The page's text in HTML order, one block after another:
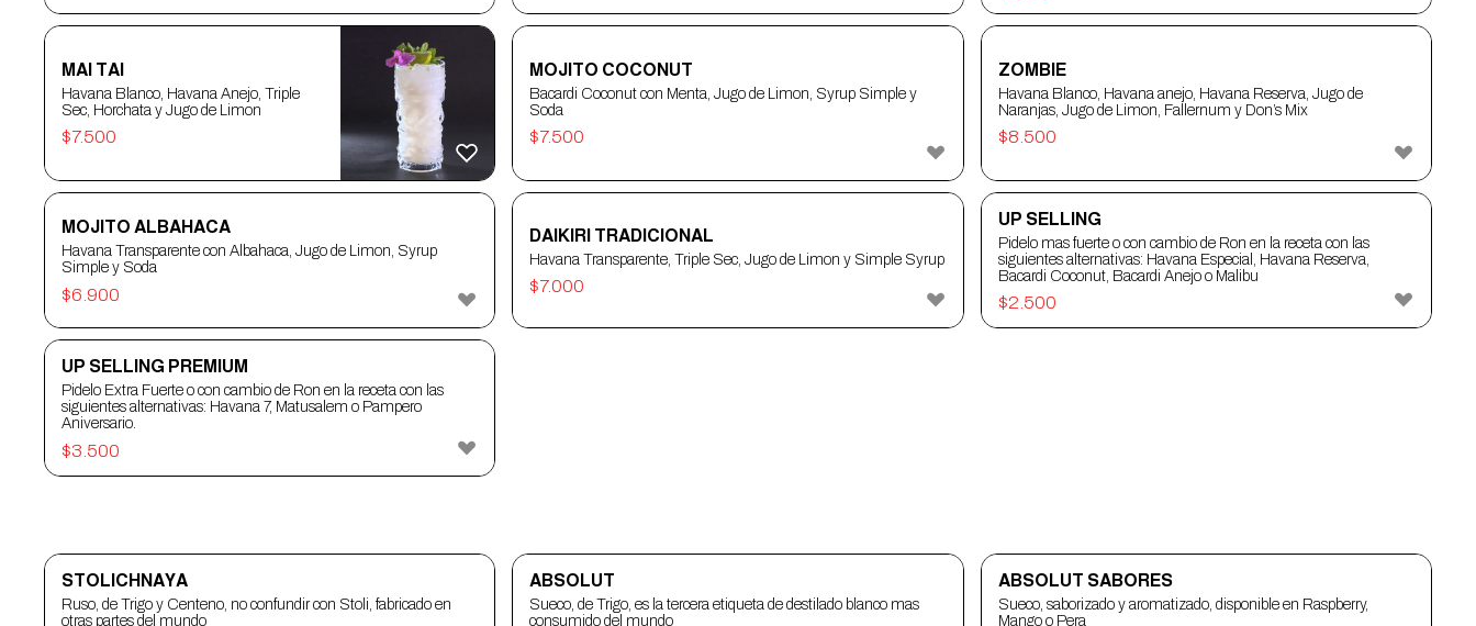
MAI TAI
Havana Blanco, Havana Anejo, Triple
Sec, Horchata y Jugo de Limon
$7.500
MOJITO COCONUT
Bacardi Coconut con Menta, Jugo de Limon, Syrup Simple y
Soda
$7.500
ZOMBIE
Havana Blanco, Havana anejo, Havana Reserva, Jugo de
Naranjas, Jugo de Limon, Fallernum y Don’s Mix
$8.500
MOJITO ALBAHACA
Havana Transparente con Albahaca, Jugo de Limon, Syrup
Simple y Soda
$6.900
DAIKIRI TRADICIONAL
Havana Transparente, Triple Sec, Jugo de Limon y Simple Syrup
$7.000
UP SELLING
Pidelo mas fuerte o con cambio de Ron en la receta con las
siguientes alternativas: Havana Especial, Havana Reserva,
Bacardi Coconut, Bacardi Anejo o Malibu
$2.500
UP SELLING PREMIUM
Pidelo Extra Fuerte o con cambio de Ron en la receta con las
siguientes alternativas: Havana 7, Matusalem o Pampero
Aniversario.
$3.500
STOLICHNAYA
Ruso, de Trigo y Centeno, no confundir con Stoli, fabricado en
otras partes del mundo
ABSOLUT
Sueco, de Trigo, es la tercera etiqueta de destilado blanco mas
consumido del mundo
ABSOLUT SABORES
Sueco, saborizado y aromatizado, disponible en Raspberry,
Mango o Pera